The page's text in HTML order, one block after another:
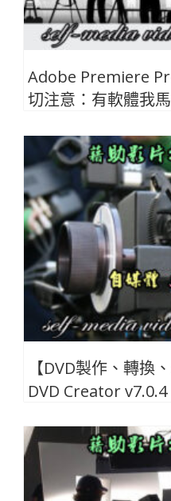
Adobe Premiere
切注意：有軟體我馬
【DVD製作、轉換
DVD Creator v7.0.4